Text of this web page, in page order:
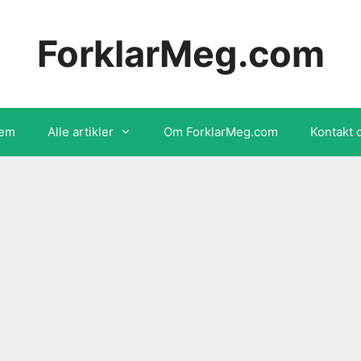
ForklarMeg.com
Alle artikler Om ForklarMeg.com Kontakt